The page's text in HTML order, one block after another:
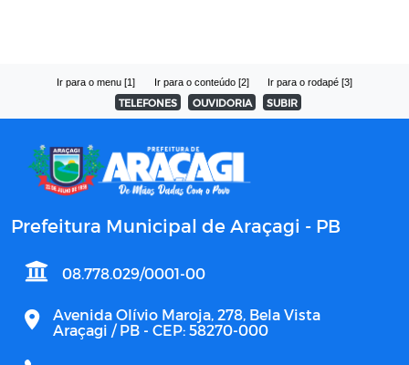
Ir para o menu [1] Ir para o conteúdo [2] Ir para o rodapé [3]
TELEFONES OUVIDORIA SUBIR
Prefeitura Municipal de Araçagi - PB
08.778.029/0001-00
Avenida Olívio Maroja, 278, Bela Vista
Araçagi / PB - CEP: 58270-000